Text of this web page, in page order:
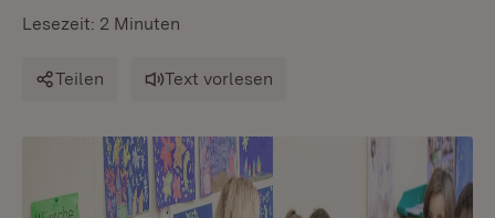
Lesezeit: 2 Minuten
Teilen Text vorlesen